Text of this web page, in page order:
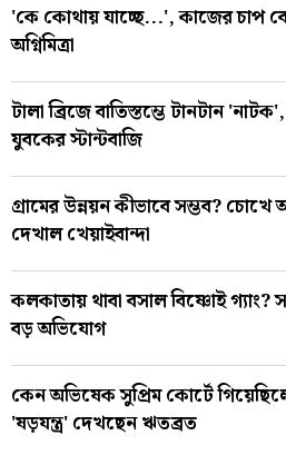
'কে কোথায় যাচ্ছে...', কাজের চাপ
অগ্নিমিত্রা
টালা ব্রিজে বাতিস্তম্ভে টানটান
যুবকের স্টান্টবাজি
গ্রামের উন্নয়ন কীভাবে সম্ভব?
দেখাল খেয়াইবান্দা
কলকাতায় থাবা বসাল বিষ্ণোই গ্যাং?
বড় অভিযোগ
কেন অভিষেক সুপ্রিম কোর্টে
'ষড়যন্ত্র' দেখছেন ঋতব্রত